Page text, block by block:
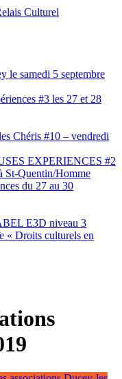
Culturel
le samedi 5 septembre
#3 les 27 et 28
Chéris #10 – vendredi
EXPERIENCES #2
St-Quentin/Homme
du 27 au 30
E3D niveau 3
« Droits culturels en